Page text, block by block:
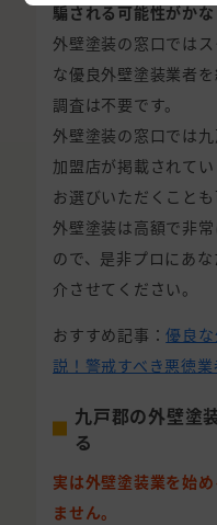
騙される可能性がか
外壁塗装の窓口では
な優良外壁塗装業者
調査は不要です。
外壁塗装の窓口では
加盟店が掲載されて
お選びいただくことも
外壁塗装は高額で非
ので、是非プロにあ
介させてください。
おすすめ記事：優良
説！警戒すべき悪徳
九戸郡の外壁塗
る
実は外壁塗装業を始
ません。